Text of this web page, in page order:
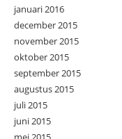
januari 2016
december 2015
november 2015
oktober 2015
september 2015
augustus 2015
juli 2015
juni 2015